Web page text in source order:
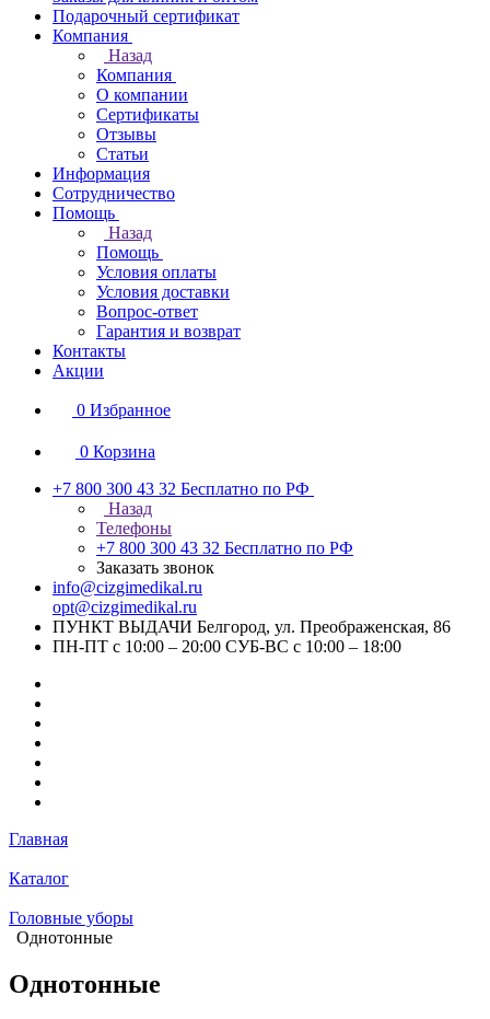
Подарочный сертификат
Компания
Назад
Компания
О компании
Сертификаты
Отзывы
Статьи
Информация
Сотрудничество
Помощь
Назад
Помощь
Условия оплаты
Условия доставки
Вопрос-ответ
Гарантия и возврат
Контакты
Акции
0 Избранное
0 Корзина
+7 800 300 43 32 Бесплатно по РФ
Назад
Телефоны
+7 800 300 43 32 Бесплатно по РФ
Заказать звонок
info@cizgimedikal.ru
opt@cizgimedikal.ru
ПУНКТ ВЫДАЧИ Белгород, ул. Преображенская, 86
ПН-ПТ с 10:00 – 20:00 СУБ-ВС с 10:00 – 18:00
Главная
Каталог
Головные уборы
Однотонные
Однотонные